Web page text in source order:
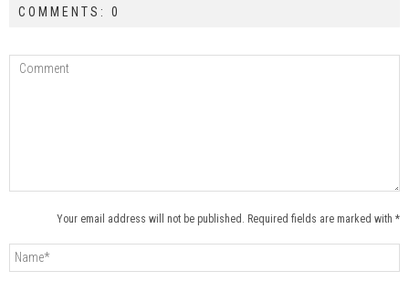
COMMENTS: 0
Your email address will not be published. Required fields are marked with *